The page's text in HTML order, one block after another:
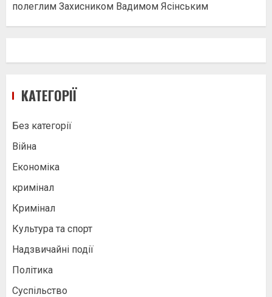
полеглим Захисником Вадимом Ясінським
КАТЕГОРІЇ
Без категорії
Війна
Економіка
кримінал
Кримінал
Культура та спорт
Надзвичайні події
Політика
Суспільство